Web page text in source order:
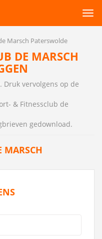
Marsch Paterswolde
DE MARSCH
vervolgens op de
& Fitnessclub de
gedownload.
MARSCH